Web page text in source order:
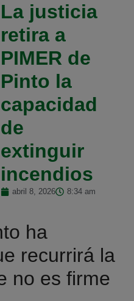
La justicia
retira a
PIMER de
Pinto la
capacidad
de
extinguir
incendios
abril 8, 2026 8:34 am
ha
recurrirá la
no es firme